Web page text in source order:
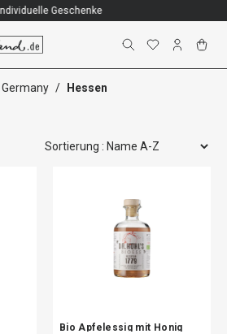
Geschenke
Germany / Hessen
Bio Apfelessig mit Honig